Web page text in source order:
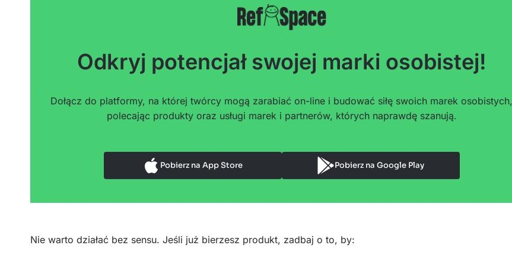
Odkryj potencjał swojej marki osobistej!
Dołącz do platformy, na której twórcy mogą zarabiać on-line i budować siłę swoich marek osobistych,
polecając produkty oraz usługi marek i partnerów, których naprawdę szanują.
Pobierz na App Store Pobierz na Google Play
Nie warto działać bez sensu. Jeśli już bierzesz produkt, zadbaj o to, by: